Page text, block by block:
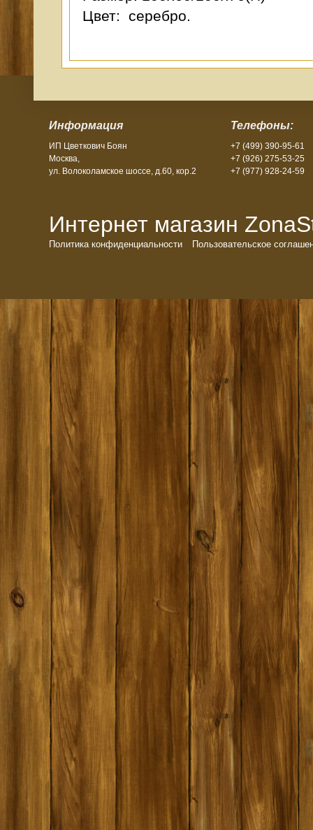
Цвет: серебро.
Информация
ИП Цветкович Боян
Москва,
ул. Волоколамское шоссе, д.60, кор.2
Телефоны:
+7 (499) 390-95-61
+7 (926) 275-53-25
+7 (977) 928-24-59
Интернет магазин
Политика конфиденциальности Пользовательское